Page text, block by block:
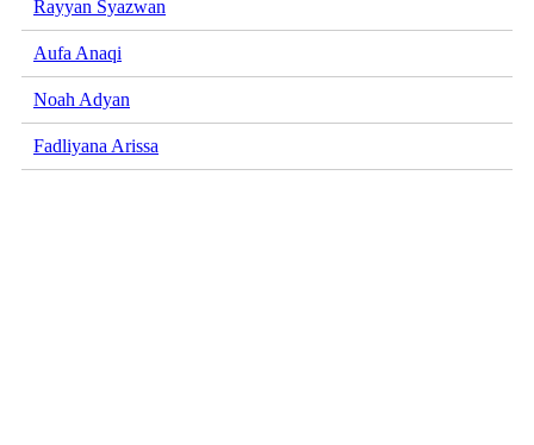
Rayyan Syazwan
Aufa Anaqi
Noah Adyan
Fadliyana Arissa